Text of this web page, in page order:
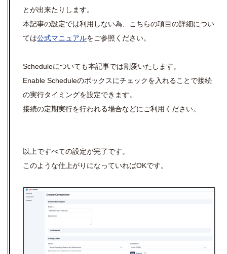
とが出来たりします。
本記事の設定では利用しない為、こちらの項目の詳細につい
ては公式マニュアルをご参照ください。
Scheduleについても本記事では割愛いたします。
Enable Scheduleのボックスにチェックを入れることで接続
の実行タイミングを設定できます。
接続の定期実行を行われる場合などにご利用ください。
以上ですべての設定が完了です。
このような仕上がりになっていればOKです。